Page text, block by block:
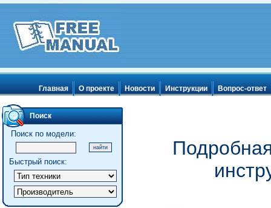
Главная О проекте Новости Инструкции Вопрос-ответ
Поиск
Поиск по модели:
Быстрый поиск: